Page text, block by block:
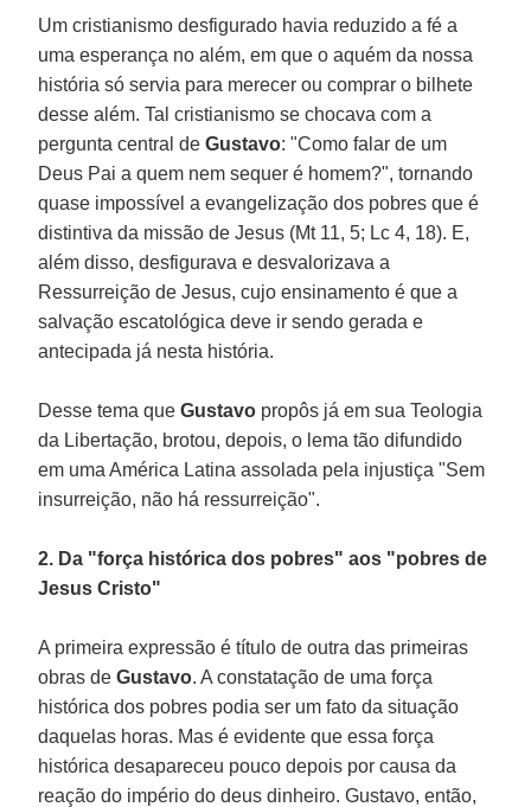
Um cristianismo desfigurado havia reduzido a fé a
uma esperança no além, em que o aquém da nossa
história só servia para merecer ou comprar o bilhete
desse além. Tal cristianismo se chocava com a
pergunta central deGustavo: "Como falar de um
Deus Pai a quem nem sequer é homem?", tornando
quase impossível a evangelização dos pobres que é
distintiva da missão de Jesus (Mt 11, 5; Lc 4, 18). E,
além disso, desfigurava e desvalorizava a
Ressurreição de Jesus, cujo ensinamento é que a
salvação escatológica deve ir sendo gerada e
antecipada já nesta história.
Desse tema queGustavo propôs já em sua Teologia
da Libertação, brotou, depois, o lema tão difundido
em uma América Latina assolada pela injustiça "Sem
insurreição, não há ressurreição".
2. Da "força histórica dos pobres" aos "pobres de
Jesus Cristo"
A primeira expressão é título de outra das primeiras
obras deGustavo. A constatação de uma força
histórica dos pobres podia ser um fato da situação
daquelas horas. Mas é evidente que essa força
histórica desapareceu pouco depois por causa da
reação do império do deus dinheiro. Gustavo, então,